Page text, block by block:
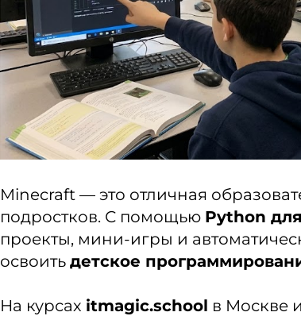
Minecraft — это отличная
подростков. С помощью Python
проекты, мини-игры и
освоить детское
На курсах itmagic.school в Москве